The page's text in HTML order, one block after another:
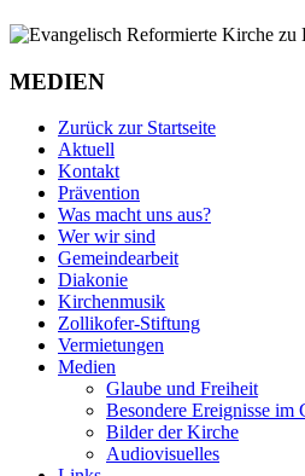
MEDIEN
Zurück zur Startseite
Aktuell
Kontakt
Prävention
Was macht uns aus?
Wer wir sind
Gemeindearbeit
Diakonie
Kirchenmusik
Zollikofer-Stiftung
Vermietungen
Medien
Glaube und Freiheit
Besondere Ereignisse im
Bilder der Kirche
Audiovisuelles